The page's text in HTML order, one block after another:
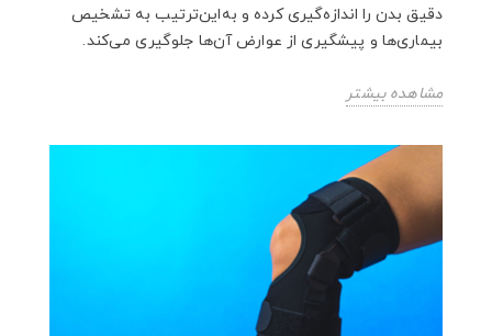
دقیق بدن را اندازه‌گیری کرده و به‌این‌ترتیب به تشخیص
بیماری‌ها و پیشگیری از عوارض آن‌ها جلوگیری می‌کند.
مشاهده بیشتر